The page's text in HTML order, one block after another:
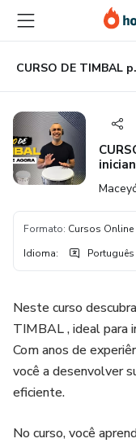
para
conteúdo
principal
para
pagamento
para
rodapé
CURSO
Formato: Cursos
Idioma: Português
Neste curso
TIMBAL , ideal para
Com anos de
você a desenvolver
eficiente.
No curso, você